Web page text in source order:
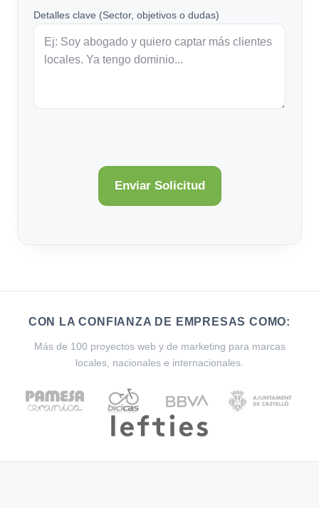
Detalles clave (Sector, objetivos o dudas)
CON LA CONFIANZA DE EMPRESAS COMO:
Más de 100 proyectos web y de marketing para marcas
locales, nacionales e internacionales.